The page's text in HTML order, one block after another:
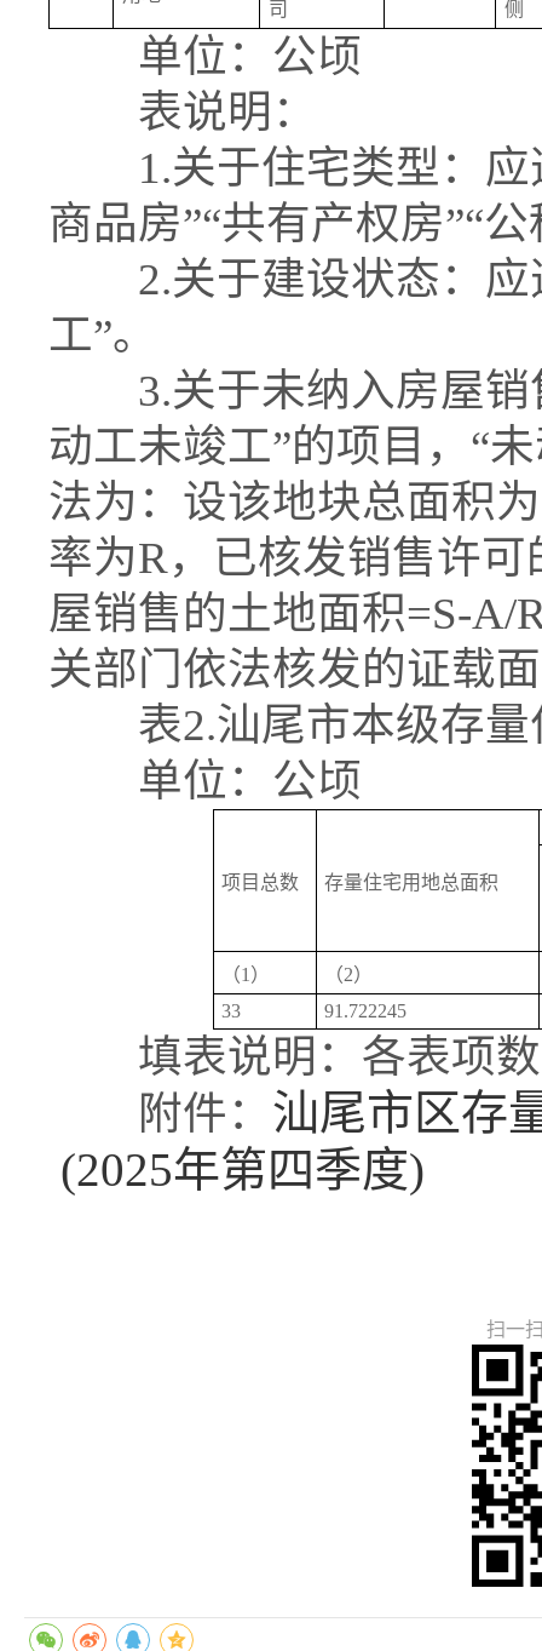
司
侧
单位：公顷
表说明：
1.关于住宅类型：应
商品房”“共有产权房”“
2.关于建设状态：应
工”。
3.关于未纳入房屋销
动工未竣工”的项目，“
法为：设该地块总面积
率为R，已核发销售许
屋销售的土地面积=S-A/
关部门依法核发的证载
表2.汕尾市本级存量
单位：公顷
项目总数 存量住宅用地总面积
（1）
（2）
33
91.722245
填表说明：各表项数
附件： 汕尾市区存
(2025年第四季度)
扫一